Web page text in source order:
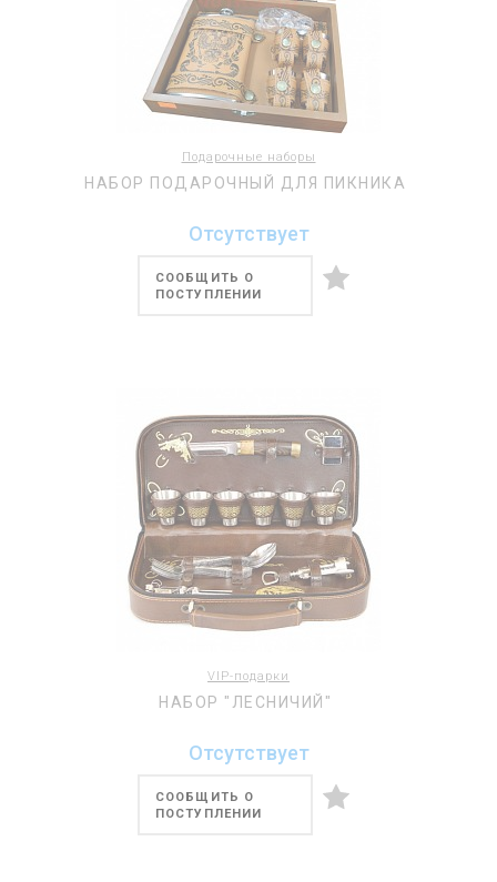
Подарочные наборы
НАБОР ПОДАРОЧНЫЙ ДЛЯ ПИКНИКА
Отсутствует
СООБЩИТЬ О
ПОСТУПЛЕНИИ
VIP-подарки
НАБОР "ЛЕСНИЧИЙ"
Отсутствует
СООБЩИТЬ О
ПОСТУПЛЕНИИ